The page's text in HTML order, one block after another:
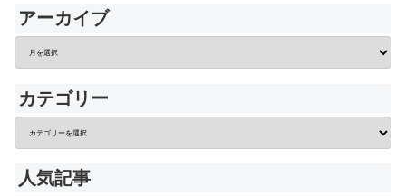
アーカイブ
カテゴリー
人気記事